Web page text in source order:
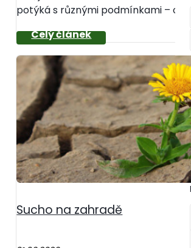
potýká s různými podmínkami – od
Sucho na zahradě